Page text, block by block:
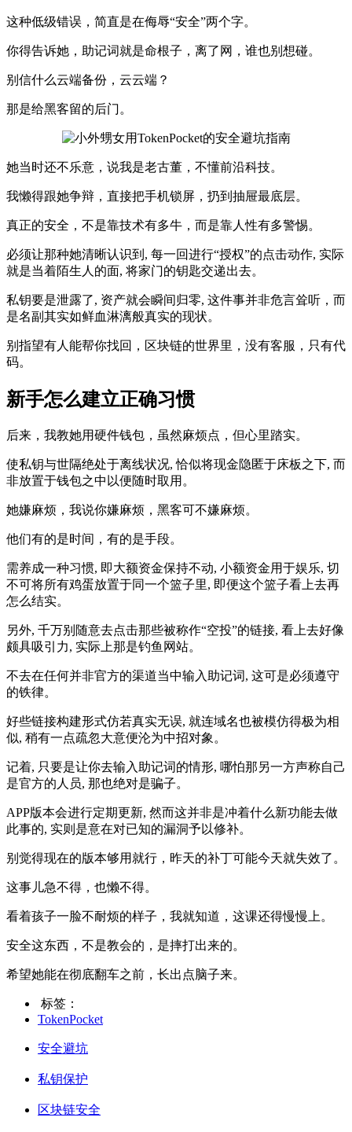
这种低级错误，简直是在侮辱“安全”两个字。
你得告诉她，助记词就是命根子，离了网，谁也别想碰。
别信什么云端备份，云云端？
那是给黑客留的后门。
她当时还不乐意，说我是老古董，不懂前沿科技。
我懒得跟她争辩，直接把手机锁屏，扔到抽屉最底层。
真正的安全，不是靠技术有多牛，而是靠人性有多警惕。
必须让那种她清晰认识到, 每一回进行“授权”的点击动作, 实际
就是当着陌生人的面, 将家门的钥匙交递出去。
私钥要是泄露了, 资产就会瞬间归零, 这件事并非危言耸听，而
是名副其实如鲜血淋漓般真实的现状。
别指望有人能帮你找回，区块链的世界里，没有客服，只有代
码。
新手怎么建立正确习惯
后来，我教她用硬件钱包，虽然麻烦点，但心里踏实。
使私钥与世隔绝处于离线状况, 恰似将现金隐匿于床板之下, 而
非放置于钱包之中以便随时取用。
她嫌麻烦，我说你嫌麻烦，黑客可不嫌麻烦。
他们有的是时间，有的是手段。
需养成一种习惯, 即大额资金保持不动, 小额资金用于娱乐, 切
不可将所有鸡蛋放置于同一个篮子里, 即便这个篮子看上去再
怎么结实。
另外, 千万别随意去点击那些被称作“空投”的链接, 看上去好像
颇具吸引力, 实际上那是钓鱼网站。
不去在任何并非官方的渠道当中输入助记词, 这可是必须遵守
的铁律。
好些链接构建形式仿若真实无误, 就连域名也被模仿得极为相
似, 稍有一点疏忽大意便沦为中招对象。
记着, 只要是让你去输入助记词的情形, 哪怕那另一方声称自己
是官方的人员, 那也绝对是骗子。
APP版本会进行定期更新, 然而这并非是冲着什么新功能去做
此事的, 实则是意在对已知的漏洞予以修补。
别觉得现在的版本够用就行，昨天的补丁可能今天就失效了。
这事儿急不得，也懒不得。
看着孩子一脸不耐烦的样子，我就知道，这课还得慢慢上。
安全这东西，不是教会的，是摔打出来的。
希望她能在彻底翻车之前，长出点脑子来。
标签：
TokenPocket
安全避坑
私钥保护
区块链安全